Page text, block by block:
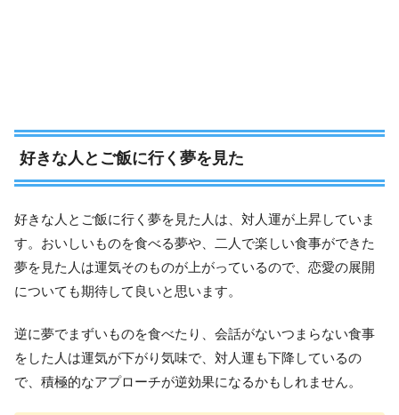
好きな人とご飯に行く夢を見た
好きな人とご飯に行く夢を見た人は、対人運が上昇していま
す。おいしいものを食べる夢や、二人で楽しい食事ができた
夢を見た人は運気そのものが上がっているので、恋愛の展開
についても期待して良いと思います。
逆に夢でまずいものを食べたり、会話がないつまらない食事
をした人は運気が下がり気味で、対人運も下降しているの
で、積極的なアプローチが逆効果になるかもしれません。